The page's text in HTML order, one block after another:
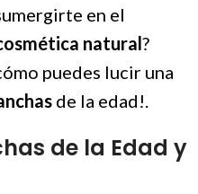
en el
natural?
puedes lucir una
de la edad!.
de la Edad y